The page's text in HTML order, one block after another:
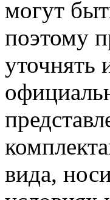
могут
поэтому
вида,